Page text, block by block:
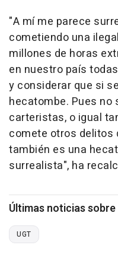
"A mí me parece
cometiendo una
millones de horas
en nuestro país
y considerar que si
hecatombe. Pues no
carteristas, o igual
comete otros delitos
también es una
surrealista", ha
Últimas noticias
UGT